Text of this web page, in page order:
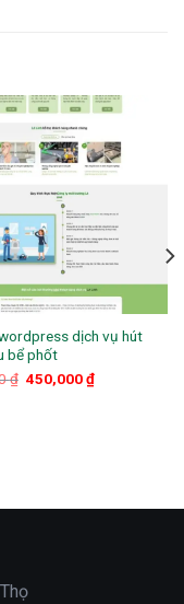
dịch vụ hút
bể phốt
₫ Giá
450,000₫Giá
hiện